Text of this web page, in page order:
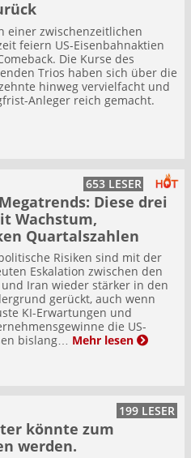
einer zwischenzeitlichen
feiern US-Eisenbahnaktien
Die Kurse des
Trios haben sich über die
hinweg vervielfacht und
Anleger reich gemacht.
653 LESER
Diese drei
Wachstum,
Quartalszahlen
Risiken sind mit der
Eskalation zwischen den
und Iran wieder stärker in den
gerückt, auch wenn
KI-Erwartungen und
die US-
bislang… Mehr lesen
199 LESER
könnte zum
werden.